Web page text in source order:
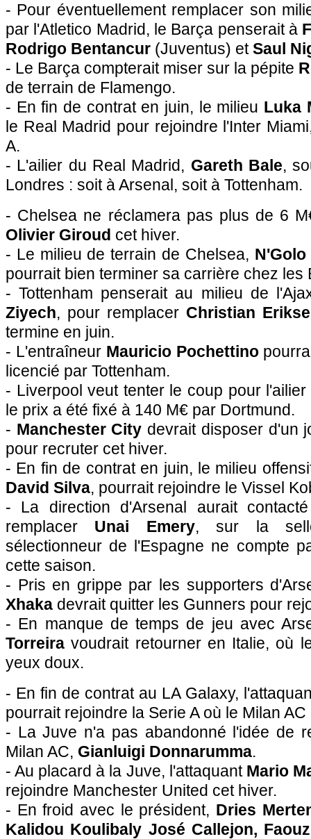
- Pour éventuellement remplacer son
par l'Atletico Madrid, le Barça penserait à
Rodrigo Bentancur (Juventus) etSaul
- Le Barça compterait miser sur la pépite
de terrain de Flamengo.
- En fin de contrat en juin, le milieu Luka
le Real Madrid pour rejoindre l'Inter
A.
- L'ailier du Real Madrid, Gareth Bale,
Londres : soit à Arsenal, soit à Tottenham.
- Chelsea ne réclamera pas plus de 6
Olivier Giroud cet hiver.
- Le milieu de terrain de Chelsea,
pourrait bien terminer sa carrière chez les
- Tottenham penserait au milieu de
Ziyech, pour remplacer Christian
termine en juin.
- L'entraîneur Mauricio Pochettino
licencié par Tottenham.
- Liverpool veut tenter le coup pour l'ailier
le prix a été fixé à 140 M€ par Dortmund.
- Manchester City devrait disposer d'un
pour recruter cet hiver.
- En fin de contrat en juin, le milieu
David Silva, pourrait rejoindre le Vissel
- La direction d'Arsenal aurait
remplacer Unai Emery, sur la
sélectionneur de l'Espagne ne compte
cette saison.
- Pris en grippe par les supporters
Xhaka devrait quitter les Gunners pour
- En manque de temps de jeu avec
Torreira voudrait retourner en Italie, où
yeux doux.
- En fin de contrat au LA Galaxy,
pourrait rejoindre la Serie A où le Milan
- La Juve n'a pas abandonné l'idée de
Milan AC, Gianluigi Donnarumma.
- Au placard à la Juve, l'attaquant Mario
rejoindre Manchester United cet hiver.
- En froid avec le président, Dries
Kalidou Koulibaly José Callejon,